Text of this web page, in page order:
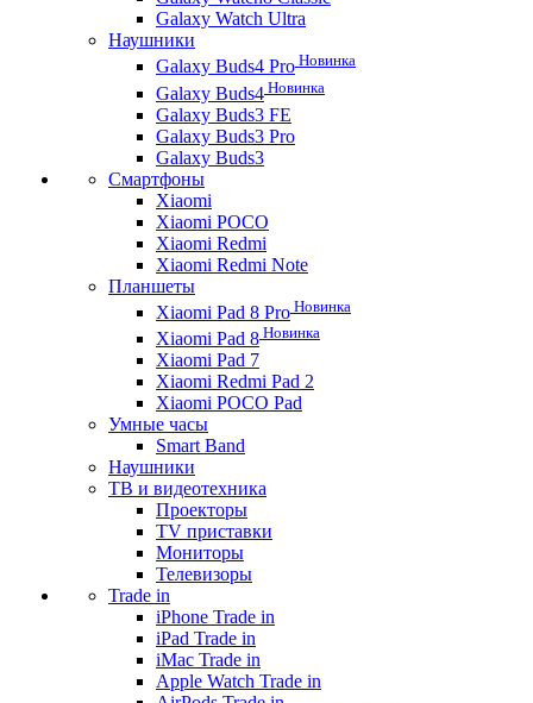
Galaxy Watch Ultra
Наушники
Galaxy Buds4 Pro Новинка
Galaxy Buds4 Новинка
Galaxy Buds3 FE
Galaxy Buds3 Pro
Galaxy Buds3
Смартфоны
Xiaomi
Xiaomi POCO
Xiaomi Redmi
Xiaomi Redmi Note
Планшеты
Xiaomi Pad 8 Pro Новинка
Xiaomi Pad 8 Новинка
Xiaomi Pad 7
Xiaomi Redmi Pad 2
Xiaomi POCO Pad
Умные часы
Smart Band
Наушники
ТВ и видеотехника
Проекторы
TV приставки
Мониторы
Телевизоры
Trade in
iPhone Trade in
iPad Trade in
iMac Trade in
Apple Watch Trade in